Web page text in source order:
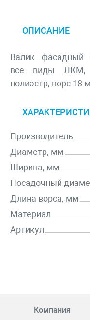
ОПИСАНИЕ
Валик
все виды ЛКМ,
полиэстр, ворс 18
Производитель
Диаметр, мм
Ширина, мм
Посадочный
Длина ворса, мм
Материал
Артикул
Компания